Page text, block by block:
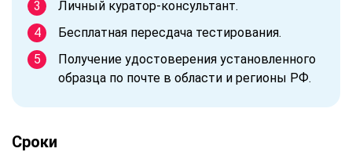
Личный куратор-консультант.
Бесплатная пересдача тестирования.
Получение удостоверения установленного
образца по почте в области и регионы РФ.
Сроки